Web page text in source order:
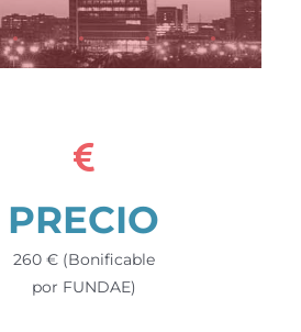
PRECIO
260 € (Bonificable
por FUNDAE)